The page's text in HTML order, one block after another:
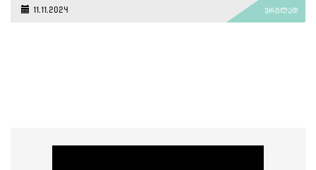
11.11.2024 ვრცლად